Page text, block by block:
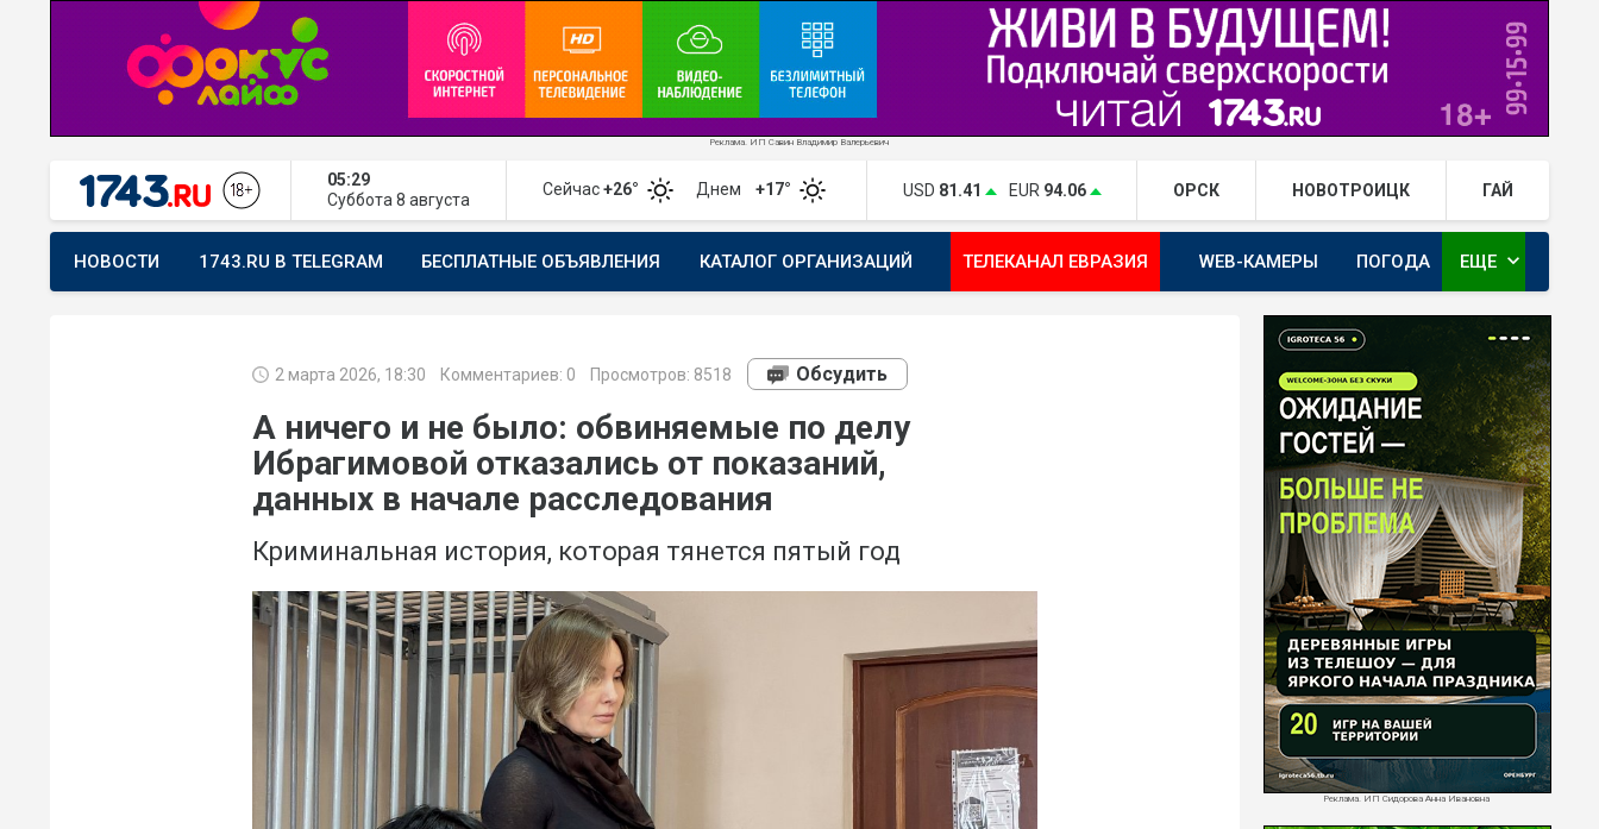
Реклама. ИП Савин Владимир Валерьевич
05:29
Суббота 8 августа
Сейчас+26° Днем +17° USD 81.41 EUR 94.06 ОРСК НОВОТРОИЦК ГАЙ
НОВОСТИ 1743.RU В TELEGRAM БЕСПЛАТНЫЕ ОБЪЯВЛЕНИЯ КАТАЛОГ ОРГАНИЗАЦИЙ ТЕЛЕКАНАЛ ЕВРАЗИЯ WEB-КАМЕРЫ ПОГОДА
ОРЕНБУРГ - ГЕРОИ РЯДОМ С НАМИ
ЕЩЕ expand_more
2 марта 2026, 18:30 Комментариев: 0 Просмотров: 8518 Обсудить
А ничего и не было: обвиняемые по делу
Ибрагимовой отказались от показаний,
данных в начале расследования
Криминальная история, которая тянется пятый год
Реклама. ИП Сидорова Анна Ивановна